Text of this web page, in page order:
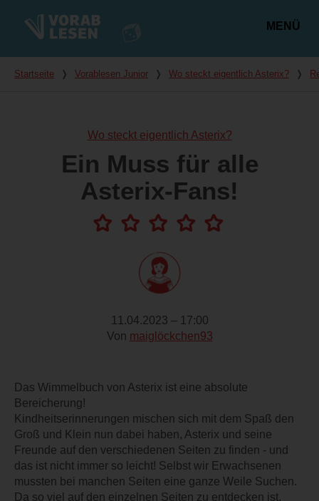
MENÜ
Du bist hier
Startseite ❭ Vorablesen Junior ❭ Wo steckt eigentlich Asterix? ❭
Wo steckt eigentlich Asterix?
Ein Muss für alle
Asterix-Fans!
11.04.2023 – 17:00
Von maiglöckchen93
Das Wimmelbuch von Asterix ist eine absolute
Bereicherung!
Kindheitserinnerungen mischen sich mit dem Spaß den
Groß und Klein nun dabei haben, Asterix und seine
Freunde auf den verschiedenen Seiten zu finden - und
das ist nicht immer so leicht! Selbst wir Erwachsenen
mussten bei manchen Seiten eine ganze Weile Suchen.
Da so viel auf den einzelnen Seiten zu entdecken ist,